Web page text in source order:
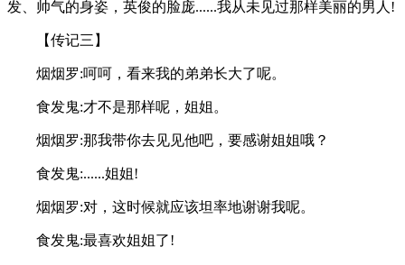
发、帅气的身姿，英俊的脸庞......我从未见过那样美丽的男人!
【传记三】
烟烟罗:呵呵，看来我的弟弟长大了呢。
食发鬼:才不是那样呢，姐姐。
烟烟罗:那我带你去见见他吧，要感谢姐姐哦？
食发鬼:......姐姐!
烟烟罗:对，这时候就应该坦率地谢谢我呢。
食发鬼:最喜欢姐姐了!